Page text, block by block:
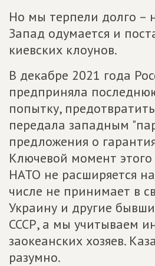
Но мы терпели долго –
Запад одумается и
киевских клоунов.
В декабре 2021 года
предприняла
попытку,
передала западным
предложения о
Ключевой момент
НАТО не расширяется
числе не принимает в
Украину и другие
СССР, а мы учитываем
заокеанских хозяев.
разумно.